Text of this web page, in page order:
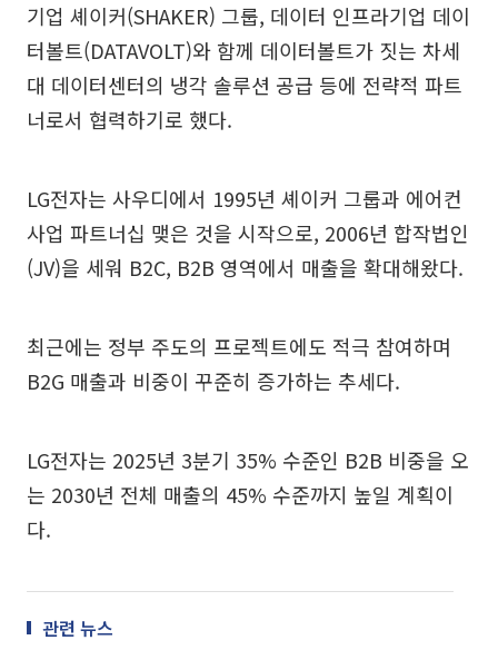
기업 셰이커(SHAKER) 그룹, 데이터 인프라기업 데이
터볼트(DATAVOLT)와 함께 데이터볼트가 짓는 차세
대 데이터센터의 냉각 솔루션 공급 등에 전략적 파트
너로서 협력하기로 했다.
LG전자는 사우디에서 1995년 셰이커 그룹과 에어컨
사업 파트너십 맺은 것을 시작으로, 2006년 합작법인
(JV)을 세워 B2C, B2B 영역에서 매출을 확대해왔다.
최근에는 정부 주도의 프로젝트에도 적극 참여하며
B2G 매출과 비중이 꾸준히 증가하는 추세다.
LG전자는 2025년 3분기 35% 수준인 B2B 비중을 오
는 2030년 전체 매출의 45% 수준까지 높일 계획이
다.
관련 뉴스